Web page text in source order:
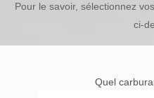
Pour le savoir, sélectionnez
ci-
Quel